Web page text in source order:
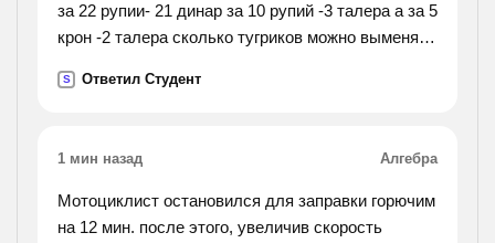
за 22 рупии- 21 динар за 10 рупий -3 талера а за 5
крон -2 талера сколько тугриков можно выменять
S Ответил Студент
1 мин назад Алгебра
Мотоциклист остановился для заправки горючим
на 12 мин. после этого, увеличив скорость